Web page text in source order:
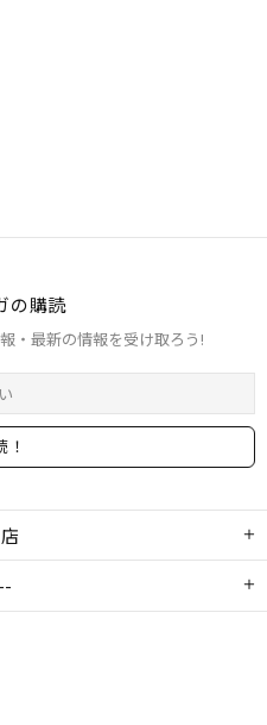
の​購読
・最新の情報を受け取ろう!